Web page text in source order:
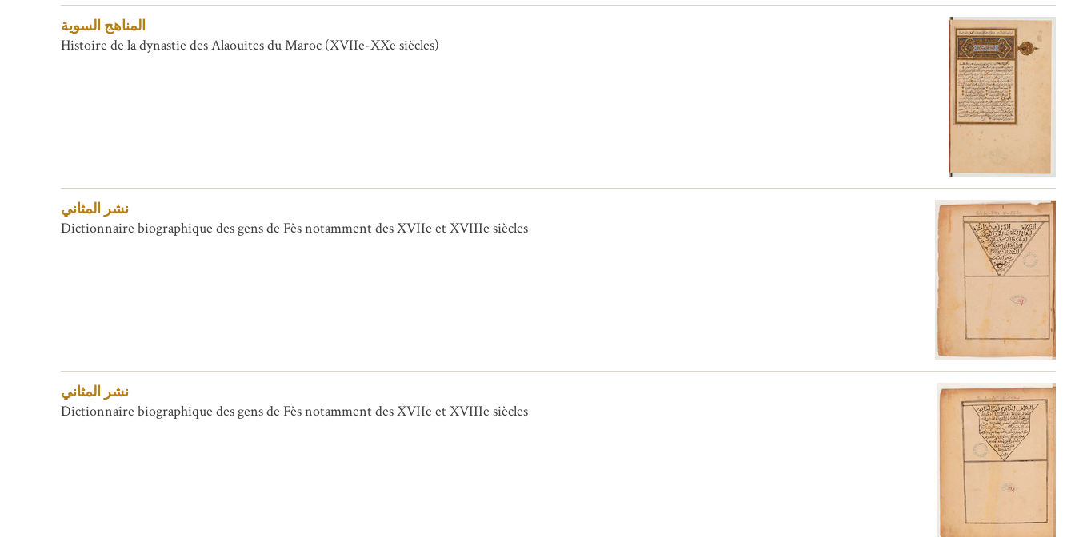
المناهج السوية
Histoire de la dynastie des Alaouites du Maroc (XVIIe-XXe siècles)
نشر المثاني
Dictionnaire biographique des gens de Fès notamment des XVIIe et XVIIIe siècles
نشر المثاني
Dictionnaire biographique des gens de Fès notamment des XVIIe et XVIIIe siècles